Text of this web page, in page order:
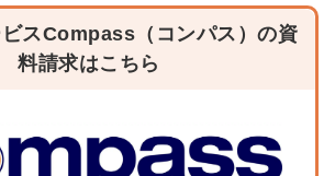
スCompass（コンパス）の資
料請求はこちら